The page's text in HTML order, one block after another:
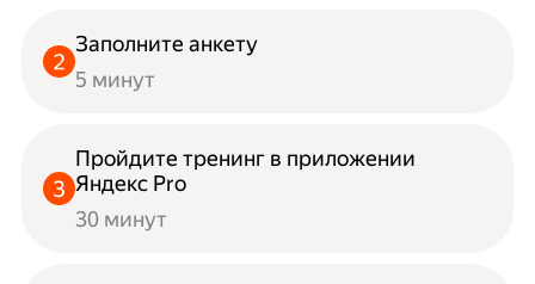
Заполните анкету
5 минут
Пройдите тренинг в приложении
Яндекс Pro
30 минут